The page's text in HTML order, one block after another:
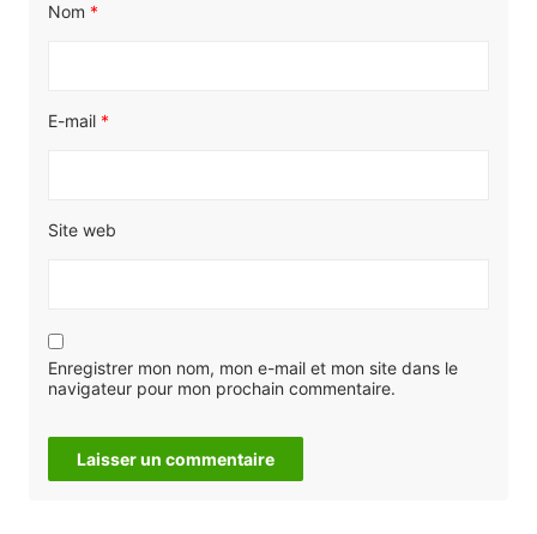
Nom *
E-mail *
Site web
Enregistrer mon nom, mon e-mail et mon site dans le
navigateur pour mon prochain commentaire.